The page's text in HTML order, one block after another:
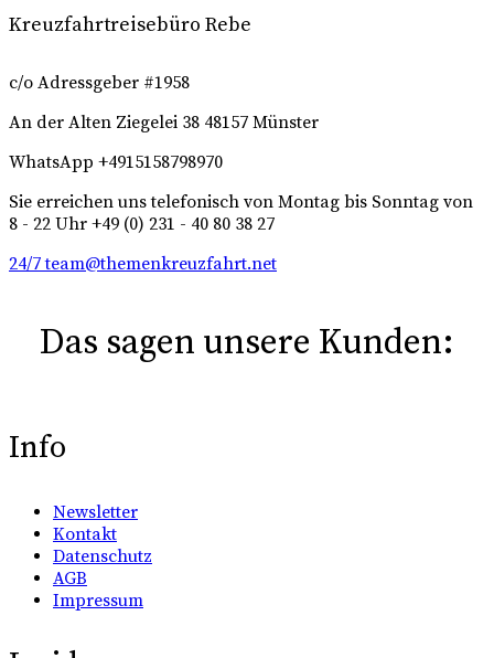
Kreuzfahrtreisebüro Rebe
c/o Adressgeber #1958
An der Alten Ziegelei 38 48157 Münster
WhatsApp +4915158798970
Sie erreichen uns telefonisch von Montag bis Sonntag von
8 - 22 Uhr +49 (0) 231 - 40 80 38 27
24/7 team@themenkreuzfahrt.net
Das sagen unsere Kunden:
Info
Newsletter
Kontakt
Datenschutz
AGB
Impressum